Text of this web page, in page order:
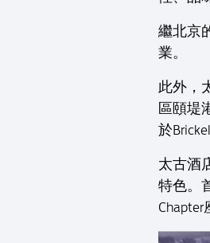
繼北京
業。
此外，
區頤堤
於
太古酒
特色。